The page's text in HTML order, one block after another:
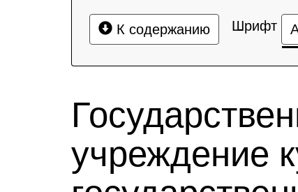
К содержанию Шрифт
учреждение